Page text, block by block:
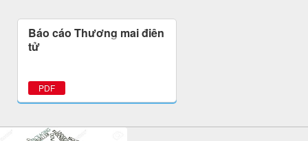
Báo cáo Thương mại điện
tử
PDF